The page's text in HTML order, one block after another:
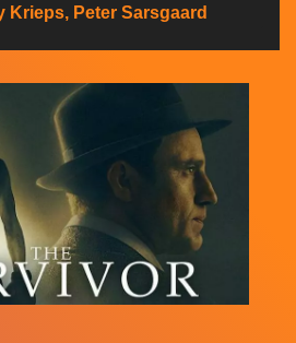
Krieps, Peter Sarsgaard